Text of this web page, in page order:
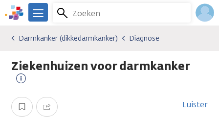
Overslaan
en
gaan
We
er
je.
Kanker.nl
Zoeken
Menu
Kankersoorten
Darmkanker (dikkedarmkanker)
Diagnose
Darmkanker (dikkedarmkanker) Diagnose
Ziekenhuizen voor darmkanker
informatie
Opslaan Delen Luister